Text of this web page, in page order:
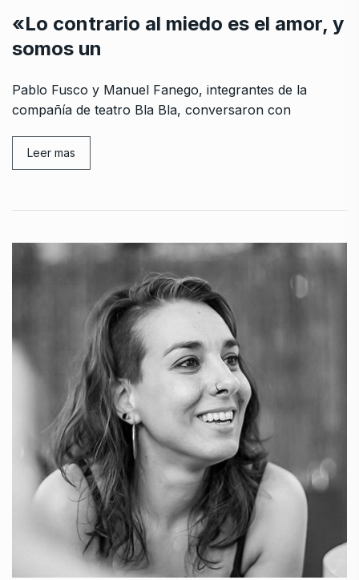
«Lo contrario al miedo es el amor, y
somos un
Pablo Fusco y Manuel Fanego, integrantes de la
compañía de teatro Bla Bla, conversaron con
Leer mas